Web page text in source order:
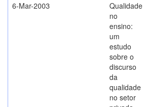
6-Mar-2003
Qualidade
no
ensino:
um
estudo
sobre o
discurso
da
qualidade
no setor